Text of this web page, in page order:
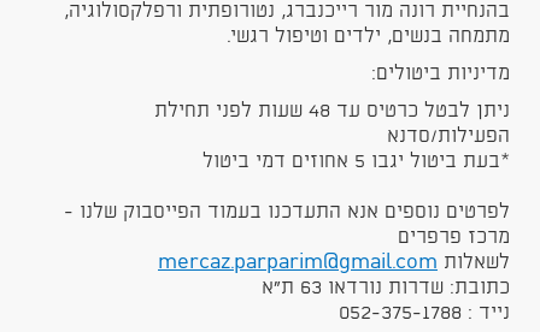
בהנחיית רונה מור רייכנברג, נטורופתית ורפלקסולוגיה,
מתמחה בנשים, ילדים וטיפול רגשי.
מדיניות ביטולים:
ניתן לבטל כרטיס עד 48 שעות לפני תחילת
הפעילות/סדנא
*בעת ביטול יגבו 5 אחוזים דמי ביטול
לפרטים נוספים אנא התעדכנו בעמוד הפייסבוק שלנו -
מרכז פרפרים
לשאלות mercaz.parparim@gmail.com
כתובת: שדרות נורדאו 63 ת"א
נייד : 052-375-1788⁩